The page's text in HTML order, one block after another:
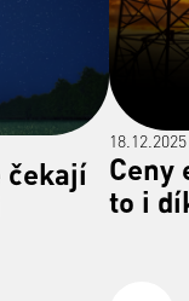
čekají
18.12.2025
Ceny
to i